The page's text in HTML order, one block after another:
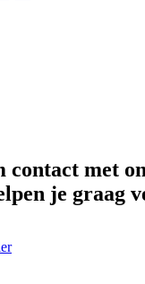
contact met
je graag